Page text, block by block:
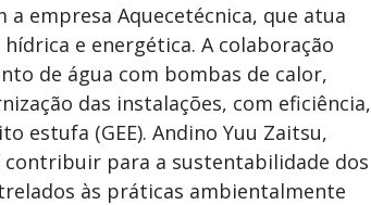
empresa Aquecetécnica, que atua
e energética. A colaboração
de água com bombas de calor,
das instalações, com eficiência,
estufa (GEE). Andino Yuu Zaitsu,
para a sustentabilidade dos
às práticas ambientalmente